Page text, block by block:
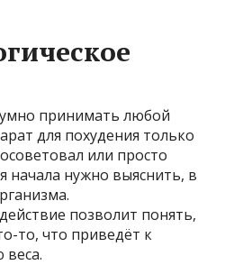
принимать любой
для похудения только
или просто
начала нужно выяснить, в
позволит понять,
то, что приведёт к